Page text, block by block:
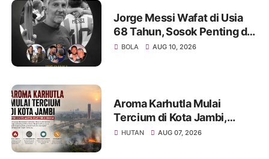
Jorge Messi Wafat di Usia
68 Tahun, Sosok Penting di
Balik Perjalanan Karier
BOLA AUG 10, 2026
Aroma Karhutla Mulai
Tercium di Kota Jambi,
Warga Diminta Waspada
HUTAN AUG 07, 2026